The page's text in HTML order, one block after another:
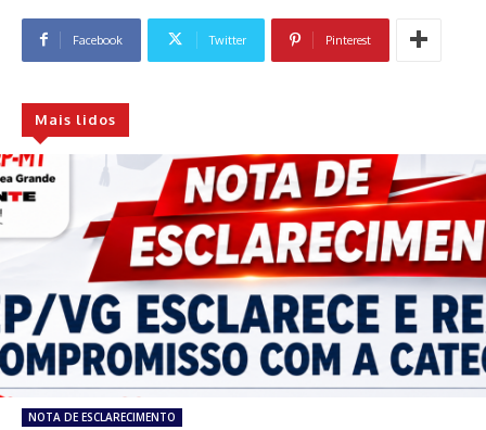
Facebook Twitter Pinterest
Mais lidos
NOTA DE ESCLARECIMENTO